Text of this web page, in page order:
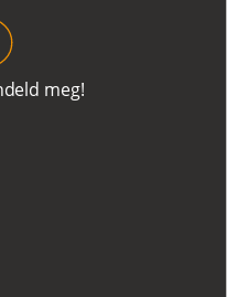
deld meg!